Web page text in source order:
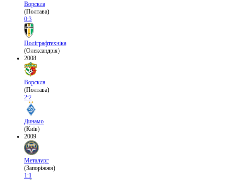
Ворскла
(Полтава)
0:3
Поліграфтехніка
(Олександрія)
2008
Ворскла
(Полтава)
2:2
Динамо
(Київ)
2009
Металург
(Запоріжжя)
1:1